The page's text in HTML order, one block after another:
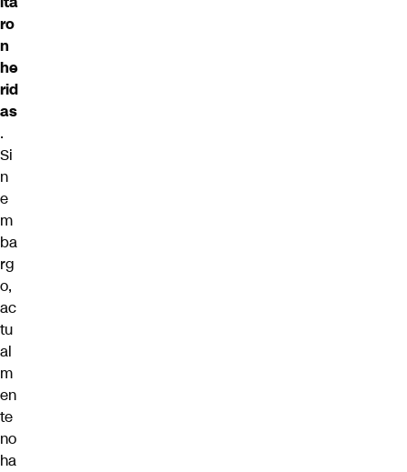
ro
n
he
rid
as
.
Si
n
e
m
ba
rg
o,
ac
tu
al
m
en
te
no
ha